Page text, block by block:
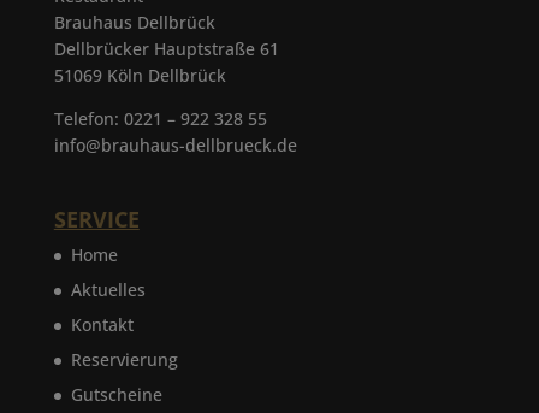
Brauhaus Dellbrück
Dellbrücker Hauptstraße 61
51069 Köln Dellbrück
Telefon: 0221 – 922 328 55
info@brauhaus-dellbrueck.de
SERVICE
Home
Aktuelles
Kontakt
Reservierung
Gutscheine